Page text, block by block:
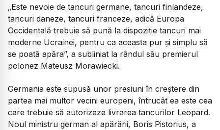
„Este nevoie de tancuri germane, tancuri finlandeze,
tancuri daneze, tancuri franceze, adică Europa
Occidentală trebuie să pună la dispoziţie tancuri mai
moderne Ucrainei, pentru ca aceasta pur şi simplu să
se poată apăra”, a subliniat la rândul său premierul
polonez Mateusz Morawiecki.
Germania este supusă unor presiuni în creştere din
partea mai multor vecini europeni, întrucât ea este cea
care trebuie să autorizeze livrarea tancurilor Leopard.
Noul ministru german al apărării, Boris Pistorius, a